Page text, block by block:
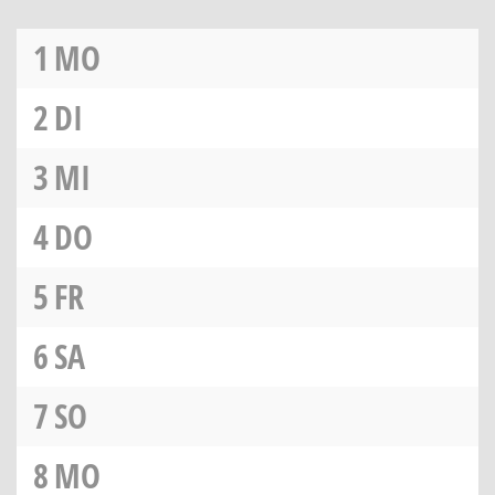
1 MO
2DI
3MI
4DO
5FR
6SA
7SO
8MO